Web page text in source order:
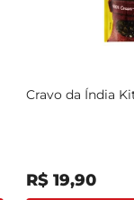
Cravo da Índia
R$ 19,90